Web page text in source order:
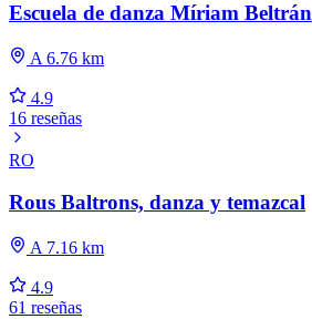
Escuela de danza Míriam Beltrán
A 6.76 km
4.9
16 reseñas
RO
Rous Baltrons, danza y temazcal
A 7.16 km
4.9
61 reseñas